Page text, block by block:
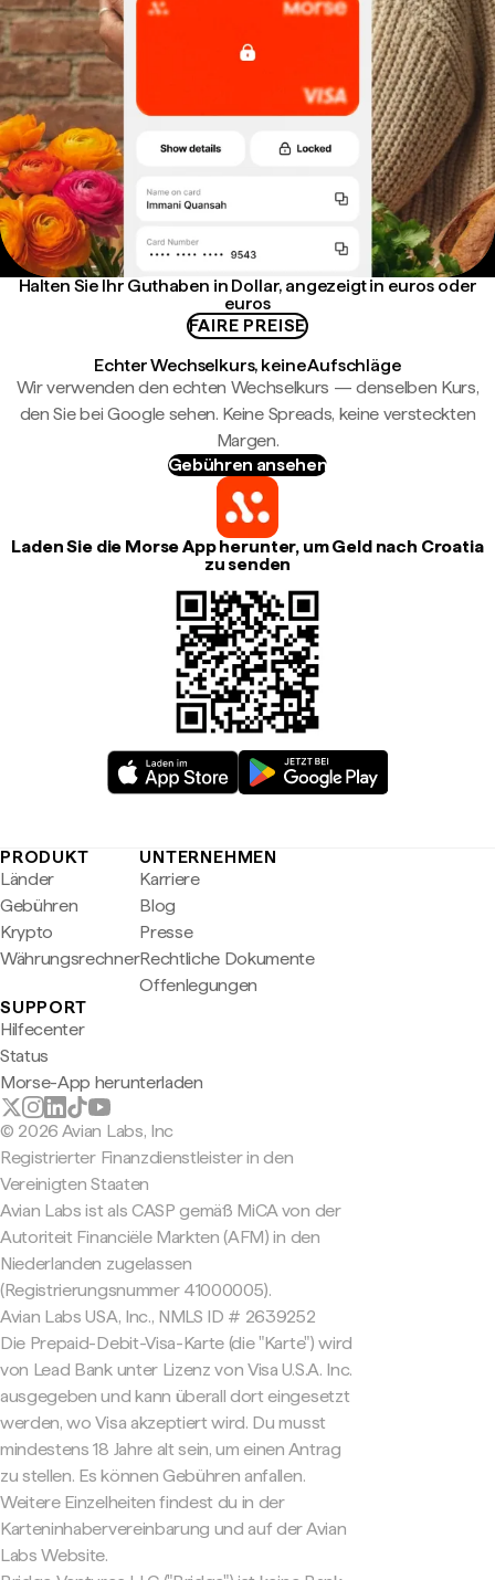
Halten Sie Ihr Guthaben in Dollar, angezeigt in euros oder
euros
FAIRE PREISE
Echter Wechselkurs, keine Aufschläge
Wir verwenden den echten Wechselkurs — denselben Kurs,
den Sie bei Google sehen. Keine Spreads, keine versteckten
Margen.
Gebühren ansehen
Laden Sie die Morse App herunter, um Geld nach Croatia
zu senden
PRODUKT
Länder
Gebühren
Krypto
Währungsrechner
UNTERNEHMEN
Karriere
Blog
Presse
Rechtliche Dokumente
Offenlegungen
SUPPORT
Hilfecenter
Status
Morse-App herunterladen
© 2026 Avian Labs, Inc
Registrierter Finanzdienstleister in den
Vereinigten Staaten
Avian Labs ist als CASP gemäß MiCA von der
Autoriteit Financiële Markten (AFM) in den
Niederlanden zugelassen
(Registrierungsnummer 41000005).
Avian Labs USA, Inc., NMLS ID # 2639252
Die Prepaid-Debit-Visa-Karte (die "Karte") wird
von Lead Bank unter Lizenz von Visa U.S.A. Inc.
ausgegeben und kann überall dort eingesetzt
werden, wo Visa akzeptiert wird. Du musst
mindestens 18 Jahre alt sein, um einen Antrag
zu stellen. Es können Gebühren anfallen.
Weitere Einzelheiten findest du in der
Karteninhabervereinbarung und auf der Avian
Labs Website.